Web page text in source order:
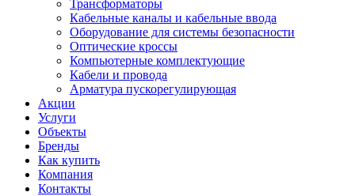
Трансформаторы
Кабельные каналы и кабельные ввода
Оборудование для системы безопасности
Оптические кроссы
Компьютерные комплектующие
Кабели и провода
Арматура пускорегулирующая
Акции
Услуги
Объекты
Бренды
Как купить
Компания
Контакты